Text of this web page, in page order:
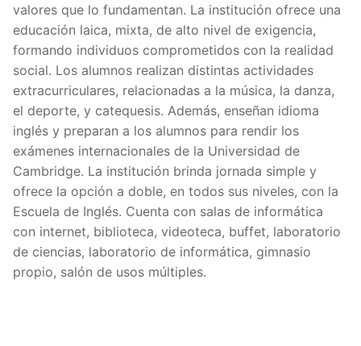
valores que lo fundamentan. La institución ofrece una
educación laica, mixta, de alto nivel de exigencia,
formando individuos comprometidos con la realidad
social. Los alumnos realizan distintas actividades
extracurriculares, relacionadas a la música, la danza,
el deporte, y catequesis. Además, enseñan idioma
inglés y preparan a los alumnos para rendir los
exámenes internacionales de la Universidad de
Cambridge. La institución brinda jornada simple y
ofrece la opción a doble, en todos sus niveles, con la
Escuela de Inglés. Cuenta con salas de informática
con internet, biblioteca, videoteca, buffet, laboratorio
de ciencias, laboratorio de informática, gimnasio
propio, salón de usos múltiples.